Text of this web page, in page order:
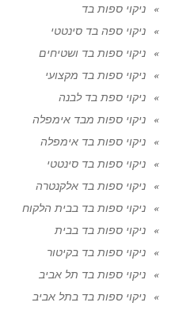
ניקוי ספות בד
ניקוי ספה בד סינטטי
ניקוי ספות בד ושטיחים
ניקוי ספות בד מקצועי
ניקוי ספת בד לבנה
ניקוי ספות מבד אימפלה
ניקוי ספות בד אימפלה
ניקוי ספות בד סינטטי
ניקוי ספות בד אלקנטרה
ניקוי ספות בד בבית הלקוח
ניקוי ספות בד בבית
ניקוי ספות בד בקיטור
ניקוי ספות בד תל אביב
ניקוי ספות בד בתל אביב